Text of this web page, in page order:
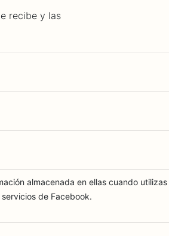
recibe y las
almacenada en ellas cuando utilizas
de Facebook.